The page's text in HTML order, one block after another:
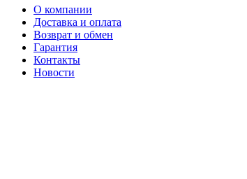
О компании
Доставка и оплата
Возврат и обмен
Гарантия
Контакты
Новости